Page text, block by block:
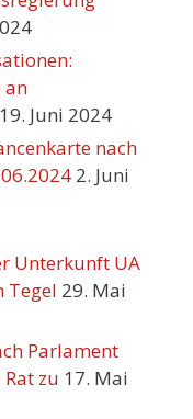
an
19. Juni 2024
nach
2. Juni
Unterkunft UA
Tegel 29. Mai
Parlament
zu 17. Mai